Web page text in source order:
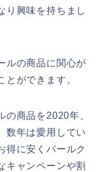
り興味を持ちまし
ルの商品に関心が
ができます。
の商品を2020年、
数年は愛用してい
得に安くパールク
キャンペーンや割